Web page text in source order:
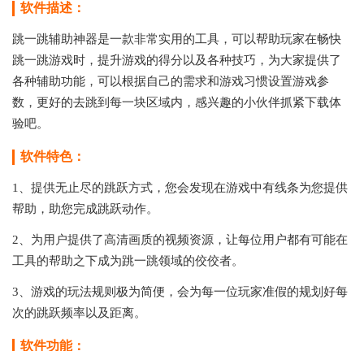
软件描述：
跳一跳辅助神器是一款非常实用的工具，可以帮助玩家在畅快
跳一跳游戏时，提升游戏的得分以及各种技巧，为大家提供了
各种辅助功能，可以根据自己的需求和游戏习惯设置游戏参
数，更好的去跳到每一块区域内，感兴趣的小伙伴抓紧下载体
验吧。
软件特色：
1、提供无止尽的跳跃方式，您会发现在游戏中有线条为您提供
帮助，助您完成跳跃动作。
2、为用户提供了高清画质的视频资源，让每位用户都有可能在
工具的帮助之下成为跳一跳领域的佼佼者。
3、游戏的玩法规则极为简便，会为每一位玩家准假的规划好每
次的跳跃频率以及距离。
软件功能：